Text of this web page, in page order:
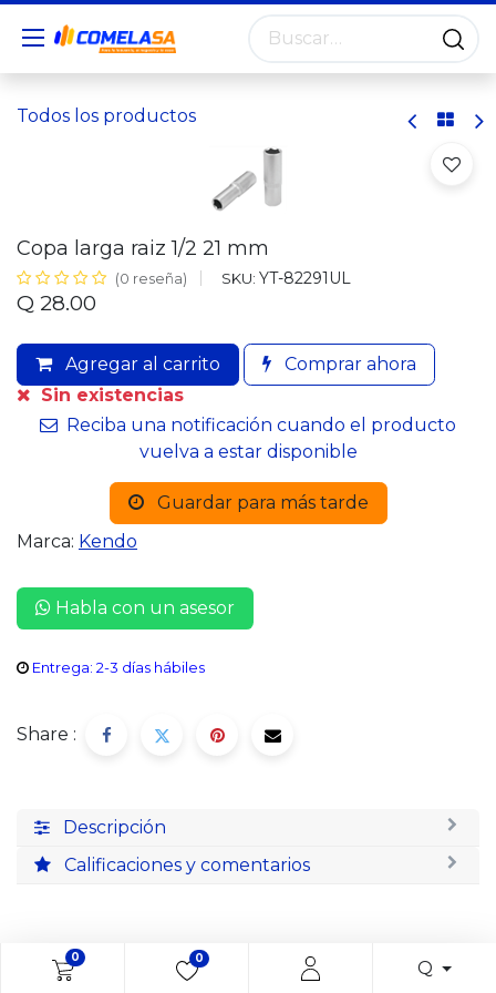
0 0 Q
Todos los productos
Copa larga raiz 1/2 21 mm
(0 reseña) SKU: YT-82291UL
Q 28.00
Agregar al carrito
Comprar ahora
Sin existencias
Reciba una notificación cuando el producto
vuelva a estar disponible
Guardar para más tarde
Marca: Kendo
Habla con un asesor
Entrega: 2-3 días hábiles
Share :
Descripción
Calificaciones y comentarios